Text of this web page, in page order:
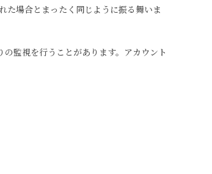
た場合とまったく同じように振る舞いま
監視を行うことがあります。アカウント